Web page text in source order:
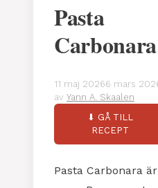
Pasta
Carbonara
11 maj 20266 mars
av Yann A. Skaalen
⬇ GÅ TILL
RECEPT
Pasta Carbonara är